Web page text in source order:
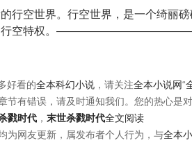
行空世界。行空世界，是一个绮丽
赐的行空特权。
好看的全本科幻小说 ，请关注全本小说网“
节有错误，请及时通知我们。您的热心是对
戮时代 ， 末世杀戮时代全文阅读
为网友更新，属发布者个人行为，与全本